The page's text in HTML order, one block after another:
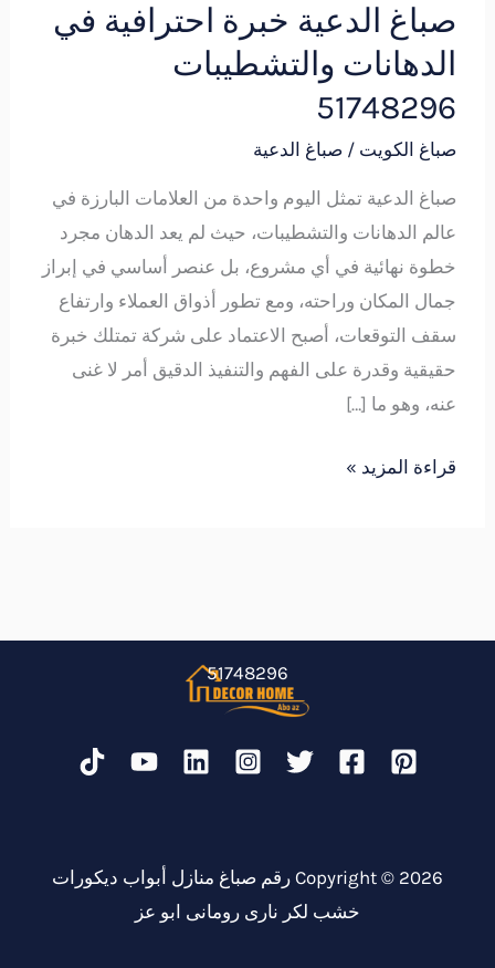
صباغ الدعية خبرة احترافية في
الدهانات والتشطيبات
51748296
صباغ الكويت / صباغ الدعية
صباغ الدعية تمثل اليوم واحدة من العلامات البارزة في
عالم الدهانات والتشطيبات، حيث لم يعد الدهان مجرد
خطوة نهائية في أي مشروع، بل عنصر أساسي في إبراز
جمال المكان وراحته، ومع تطور أذواق العملاء وارتفاع
سقف التوقعات، أصبح الاعتماد على شركة تمتلك خبرة
حقيقية وقدرة على الفهم والتنفيذ الدقيق أمر لا غنى
عنه، وهو ما […]
احترافية
الدهانات
51748296
قراءة المزيد »
51748296
Copyright © 2026 رقم صباغ منازل أبواب ديكورات
خشب لكر نارى رومانى ابو عز